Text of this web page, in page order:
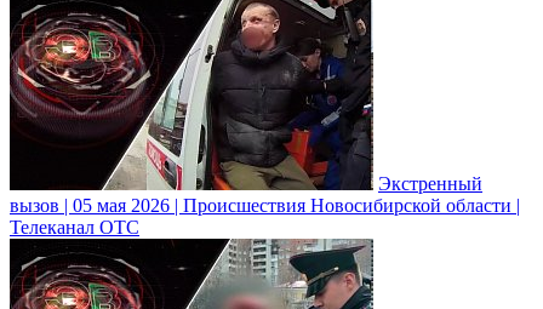
Экстренный
вызов | 05 мая 2026 | Происшествия Новосибирской области |
Телеканал ОТС